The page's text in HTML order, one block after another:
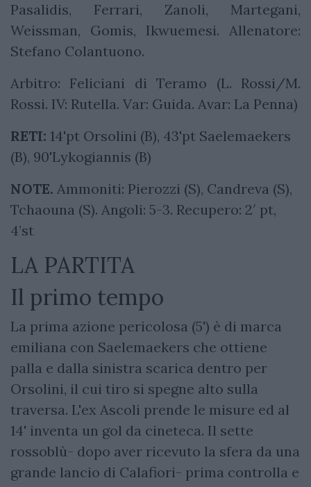
Pasalidis, Ferrari, Zanoli, Martegani,
Weissman, Gomis, Ikwuemesi. Allenatore:
Stefano Colantuono.
Arbitro: Feliciani di Teramo (L. Rossi/M.
Rossi. IV: Rutella. Var: Guida. Avar: La Penna)
RETI: 14'pt Orsolini (B), 43'pt Saelemaekers
(B), 90'Lykogiannis (B)
NOTE. Ammoniti: Pierozzi (S), Candreva (S),
Tchaouna (S). Angoli: 5-3. Recupero: 2′ pt,
4’st
LA PARTITA
Il primo tempo
La prima azione pericolosa (5') è di marca
emiliana con Saelemaekers che ottiene
palla e dalla sinistra scarica dentro per
Orsolini, il cui tiro si spegne alto sulla
traversa. L'ex Ascoli prende le misure ed al
14' inventa un gol da cineteca. Il sette
rossoblù- dopo aver ricevuto la sfera da una
grande lancio di Calafiori- prima controlla e